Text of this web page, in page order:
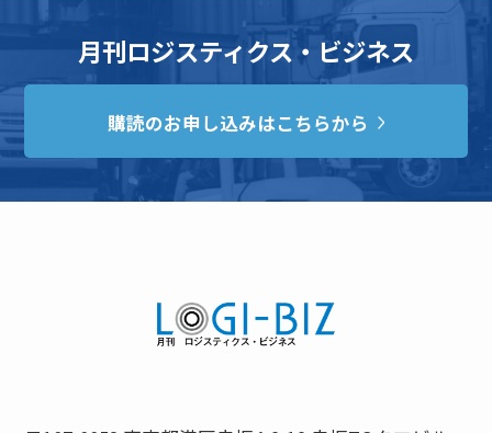
月刊ロジスティクス・ビジネス
購読のお申し込みはこちらから